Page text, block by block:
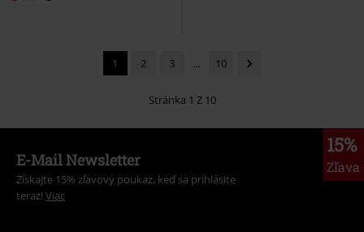
1 2 3 ... 10
Stránka 1 Z 10
15%
Zľava
E-Mail Newsletter
Získajte 15% zľavový poukaz, keď sa prihlásite
teraz! Viac